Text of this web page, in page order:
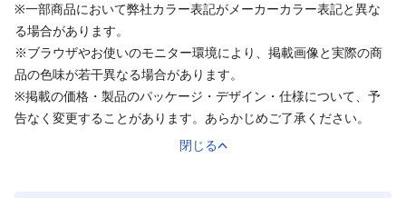
※一部商品において弊社カラー表記がメーカーカラー表記と異な
る場合があります。
※ブラウザやお使いのモニター環境により、掲載画像と実際の商
品の色味が若干異なる場合があります。
※掲載の価格・製品のパッケージ・デザイン・仕様について、予
告なく変更することがあります。あらかじめご了承ください。
閉じる